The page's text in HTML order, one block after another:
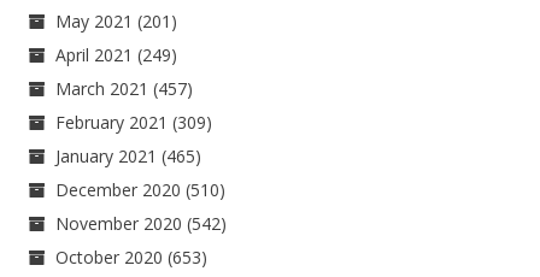
May 2021 (201)
April 2021 (249)
March 2021 (457)
February 2021 (309)
January 2021 (465)
December 2020 (510)
November 2020 (542)
October 2020 (653)